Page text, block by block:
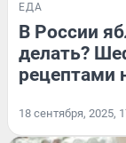
ЕДА
В России
делать?
рецептами
18 сентября, 2025,